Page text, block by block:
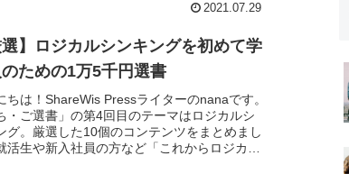
2021.07.29
選】ロジカルシンキングを初めて学
ための1万5千円選書
ちは！ShareWis Pressライターのnanaです。
・ご選書」の第4回目のテーマはロジカルシ
グ。厳選した10個のコンテンツをまとめまし
活生や新入社員の方など「これからロジカル